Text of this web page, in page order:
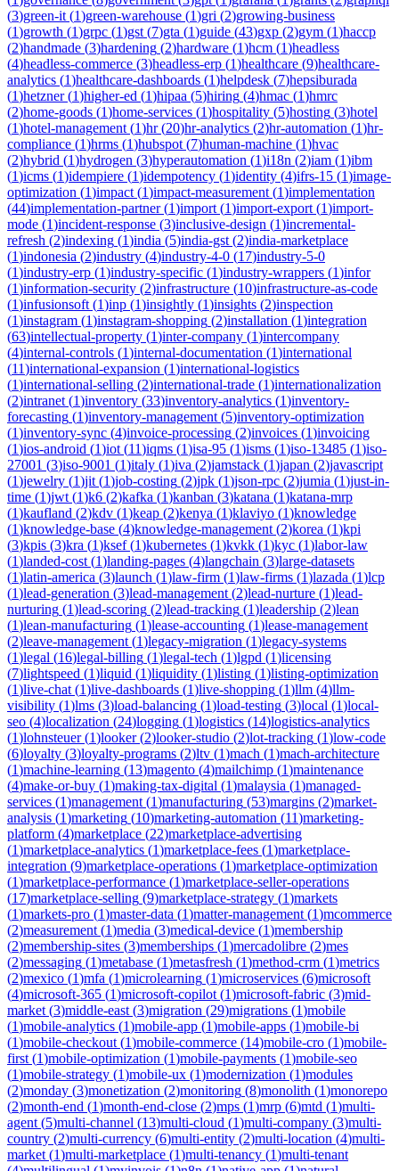
(3)green-it (1)green-warehouse (1)gri (2)growing-business
(1)growth (1)grpc (1)gst (7)gta (1)guide (43)gxp (2)gym (1)haccp
(2)handmade (3)hardening (2)hardware (1)hcm (1)headless
(4)headless-commerce (3)headless-erp (1)healthcare (9)healthcare-
analytics (1)healthcare-dashboards (1)helpdesk (7)hepsiburada
(1)hetzner(1)higher-ed (1)hipaa (5)hiring (4)hmac (1)hmrc
(2)home-goods (1)home-services (1)hospitality (5)hosting (3)hotel
(1)hotel-management (1)hr(20)hr-analytics (2)hr-automation (1)hr-
compliance (1)hrms (1)hubspot (7)human-machine (1)hvac
(2)hybrid (1)hydrogen (3)hyperautomation (1)i18n (2)iam (1)ibm
(1)icms (1)idempiere (1)idempotency (1)identity (4)ifrs-15 (1)image-
optimization (1)impact (1)impact-measurement (1)implementation
(44)implementation-partner(1)import (1)import-export (1)import-
mode (1)incident-response (3)inclusive-design (1)incremental-
refresh (2)indexing (1)india (5)india-gst (2)india-marketplace
(1)indonesia (2)industry (4)industry-4-0 (17)industry-5-0
(1)industry-erp (1)industry-specific (1)industry-wrappers (1)infor
(1)information-security (2)infrastructure (10)infrastructure-as-code
(1)infusionsoft (1)inp (1)insightly (1)insights (2)inspection
(1)instagram (1)instagram-shopping (2)installation (1)integration
(63)intellectual-property (1)inter-company (1)intercompany
(4)internal-controls (1)internal-documentation (1)international
(11)international-expansion (1)international-logistics
(1)international-selling (2)international-trade (1)internationalization
(2)intranet (1)inventory (33)inventory-analytics (1)inventory-
forecasting (1)inventory-management (5)inventory-optimization
(1)inventory-sync (4)invoice-processing (2)invoices (1)invoicing
(1)ios-android (1)iot (11)iqms (1)isa-95 (1)isms (1)iso-13485 (1)iso-
27001 (3)iso-9001 (1)italy (1)iva (2)jamstack (1)japan (2)javascript
(1)jewelry (1)jit (1)job-costing (2)jpk (1)json-rpc (2)jumia (1)just-in-
time (1)jwt (1)k6 (2)kafka (1)kanban (3)katana (1)katana-mrp
(1)kaufland (2)kdv (1)keap (2)kenya (1)klaviyo (1)knowledge
(1)knowledge-base (4)knowledge-management (2)korea (1)kpi
(3)kpis (3)kra (1)ksef(1)kubernetes (1)kvkk (1)kyc (1)labor-law
(1)landed-cost (1)landing-pages (4)langchain (3)large-datasets
(1)latin-america (3)launch (1)law-firm (1)law-firms (1)lazada (1)lcp
(1)lead-generation (3)lead-management (2)lead-nurture (1)lead-
nurturing (1)lead-scoring (2)lead-tracking (1)leadership (2)lean
(1)lean-manufacturing (1)lease-accounting (1)lease-management
(2)leave-management (1)legacy-migration (1)legacy-systems
(1)legal (16)legal-billing (1)legal-tech (1)lgpd (1)licensing
(7)lightspeed (1)liquid (1)liquidity (1)listing (1)listing-optimization
(1)live-chat (1)live-dashboards (1)live-shopping (1)llm (4)llm-
visibility (1)lms (3)load-balancing (1)load-testing (3)local (1)local-
seo (4)localization (24)logging (1)logistics (14)logistics-analytics
(1)lohnsteuer(1)looker(2)looker-studio (2)lot-tracking (1)low-code
(6)loyalty (3)loyalty-programs (2)ltv (1)mach (1)mach-architecture
(1)machine-learning (13)magento (4)mailchimp (1)maintenance
(4)make-or-buy (1)making-tax-digital (1)malaysia (1)managed-
services (1)management (1)manufacturing (53)margins (2)market-
analysis (1)marketing (10)marketing-automation (11)marketing-
platform (4)marketplace (22)marketplace-advertising
(1)marketplace-analytics (1)marketplace-fees (1)marketplace-
integration (9)marketplace-operations (1)marketplace-optimization
(1)marketplace-performance (1)marketplace-seller-operations
(17)marketplace-selling (9)marketplace-strategy (1)markets
(1)markets-pro (1)master-data (1)matter-management (1)mcommerce
(2)measurement (1)media (3)medical-device (1)membership
(2)membership-sites (3)memberships (1)mercadolibre (2)mes
(2)messaging (1)metabase (1)metasfresh (1)method-crm (1)metrics
(2)mexico (1)mfa (1)microlearning (1)microservices (6)microsoft
(4)microsoft-365 (1)microsoft-copilot (1)microsoft-fabric (3)mid-
market (3)middle-east (3)migration (29)migrations (1)mobile
(1)mobile-analytics (1)mobile-app (1)mobile-apps (1)mobile-bi
(1)mobile-checkout (1)mobile-commerce (14)mobile-cro (1)mobile-
first (1)mobile-optimization (1)mobile-payments (1)mobile-seo
(1)mobile-strategy (1)mobile-ux (1)modernization (1)modules
(2)monday (3)monetization (2)monitoring (8)monolith (1)monorepo
(2)month-end (1)month-end-close (2)mps (1)mrp (6)mtd (1)multi-
agent (5)multi-channel (13)multi-cloud (1)multi-company (3)multi-
country (2)multi-currency (6)multi-entity (2)multi-location (4)multi-
market (1)multi-marketplace (1)multi-tenancy (1)multi-tenant